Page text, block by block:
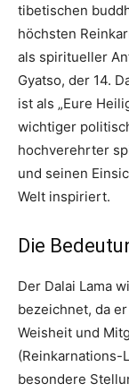
tibetischen
höchsten
als spiritueller
Gyatso, der 14.
ist als „Eure
wichtiger
hochverehrter
und seinen
Welt inspiriert.
Die
Der Dalai Lama
bezeichnet, da
Weisheit und
(Reinkarnations-
besondere